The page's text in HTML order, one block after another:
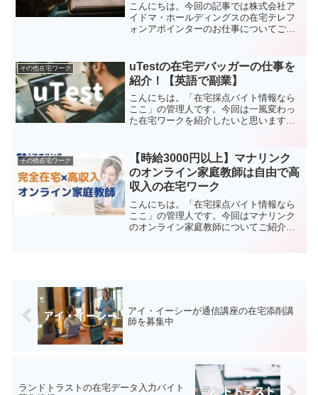
こんにちは。今回の記事では株式会社ア
イドマ・ホールディングスの在宅テレフ
ォンアポインターのお仕事についてご紹
るお仕事に興味のある方はぜひ参考にし
てみてください。アイドマ...
その他在宅ワーク
uTestの在宅デバッガーの仕事を
紹介！【英語で副業】
こんにちは。「在宅採点バイト情報なら
ここ」の管理人です。今回は一風変わっ
た在宅ワークを紹介したいと思います。
グの仕事ができます。デバッグの仕事は
皆さんご存知だと思...
その他在宅ワーク
【時給3000円以上】マナリンク
のオンライン家庭教師は自由で高
収入の在宅ワーク
こんにちは。「在宅採点バイト情報なら
ここ」の管理人です。今回はマナリンク
のオンライン家庭教師についてご紹介し
アイ・イーシーが通信講座の在宅添削講
師を募集中
ランドトラストの在宅データ入力バイト